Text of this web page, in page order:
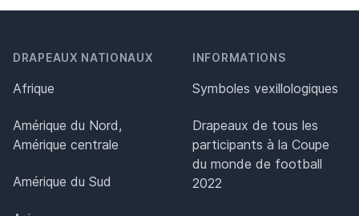
DRAPEAUX NATIONAUX
Afrique
Amérique du Nord,
Amérique centrale
Amérique du Sud
INFORMATIONS
Symboles vexillologiques
Drapeaux de tous les
participants à la Coupe
du monde de football
2022